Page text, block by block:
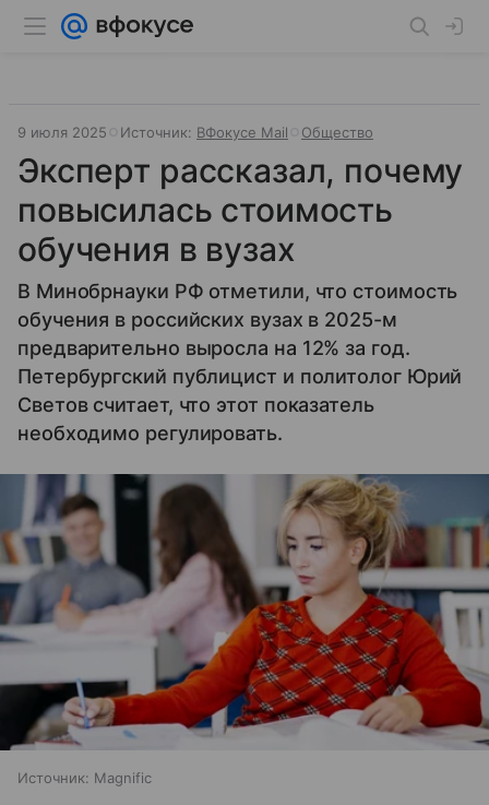
9 июля 2025 Источник: ВФокусе Mail Общество
Эксперт рассказал, почему
повысилась стоимость
обучения в вузах
В Минобрнауки РФ отметили, что стоимость
обучения в российских вузах в 2025-м
предварительно выросла на 12% за год.
Петербургский публицист и политолог Юрий
Светов считает, что этот показатель
необходимо регулировать.
Источник: Magnific